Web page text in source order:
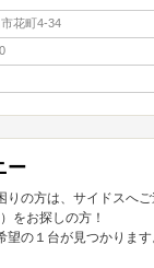
花町4-34
ー
の方は、サイドスへご
をお探しの方！
の１台が見つかります